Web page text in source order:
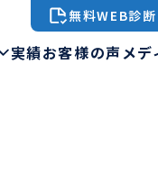
無料WEB診断
実績お客様の声 メデ